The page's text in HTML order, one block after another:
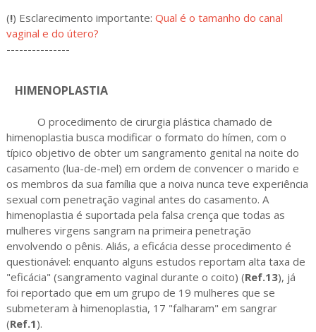
(!) Esclarecimento importante: Qual é o tamanho do canal
vaginal e do útero?
---------------
HIMENOPLASTIA
O procedimento de cirurgia plástica chamado de
himenoplastia busca modificar o formato do hímen, com o
típico objetivo de obter um sangramento genital na noite do
casamento (lua-de-mel) em ordem de convencer o marido e
os membros da sua família que a noiva nunca teve experiência
sexual com penetração vaginal antes do casamento. A
himenoplastia é suportada pela falsa crença que todas as
mulheres virgens sangram na primeira penetração
envolvendo o pênis. Aliás, a eficácia desse procedimento é
questionável: enquanto alguns estudos reportam alta taxa de
"eficácia" (sangramento vaginal durante o coito) (Ref.13), já
foi reportado que em um grupo de 19 mulheres que se
submeteram à himenoplastia, 17 "falharam" em sangrar
(Ref.1).